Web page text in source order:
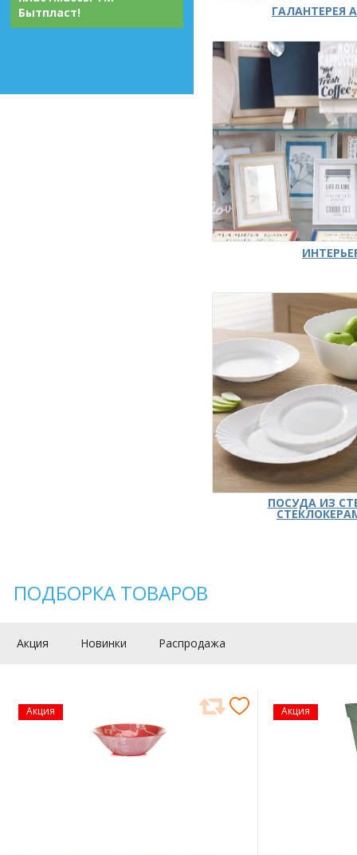
Бытпласт!
ГАЛАНТЕРЕЯ
ПОСУДА ИЗ
ПОДБОРКА ТОВАРОВ
Акция Новинки Распродажа
Акция Акция